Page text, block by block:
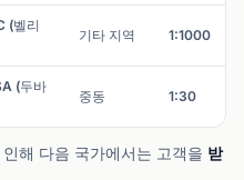
(벨리
기타 지역 1:1000
(두바
중동 1:30
해 다음 국가에서는 고객을 받